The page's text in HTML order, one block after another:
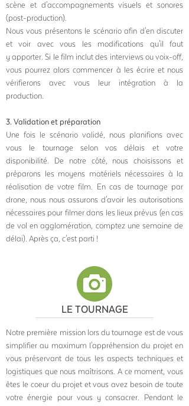
scène et d'accompagnements visuels et sonores
(post-production).
Nous vous présentons le scénario afin d'en discuter
et voir avec vous les modifications qu'il faut
yapporter. Si le film inclut des interviews ou voix-off,
vous pourrez alors commencer à les écrire et nous
vérifierons avec vous leur intégration à la
production.
3. Validation et préparation
Une fois le scénario validé, nous planifions avec
vous le tournage selon vos délais et votre
disponibilité. De notre côté, nous choisissons et
préparons les moyens matériels nécessaires à la
réalisation de votre film. En cas de tournage par
drone, nous nous assurons d'avoir les autorisations
nécessaires pour filmer dans les lieux prévus (en cas
de vol en agglomération, comptez une semaine de
délai). Après ça, c'est parti !
LE TOURNAGE
Notre première mission lors du tournage est de vous
simplifier au maximum l'appréhension du projet en
vous préservant de tous les aspects techniques et
logistiques que nous maîtrisons. A ce moment, vous
êtes le coeur du projet et vous avez besoin de toute
votre énergie pour vous y consacrer. Pendant le